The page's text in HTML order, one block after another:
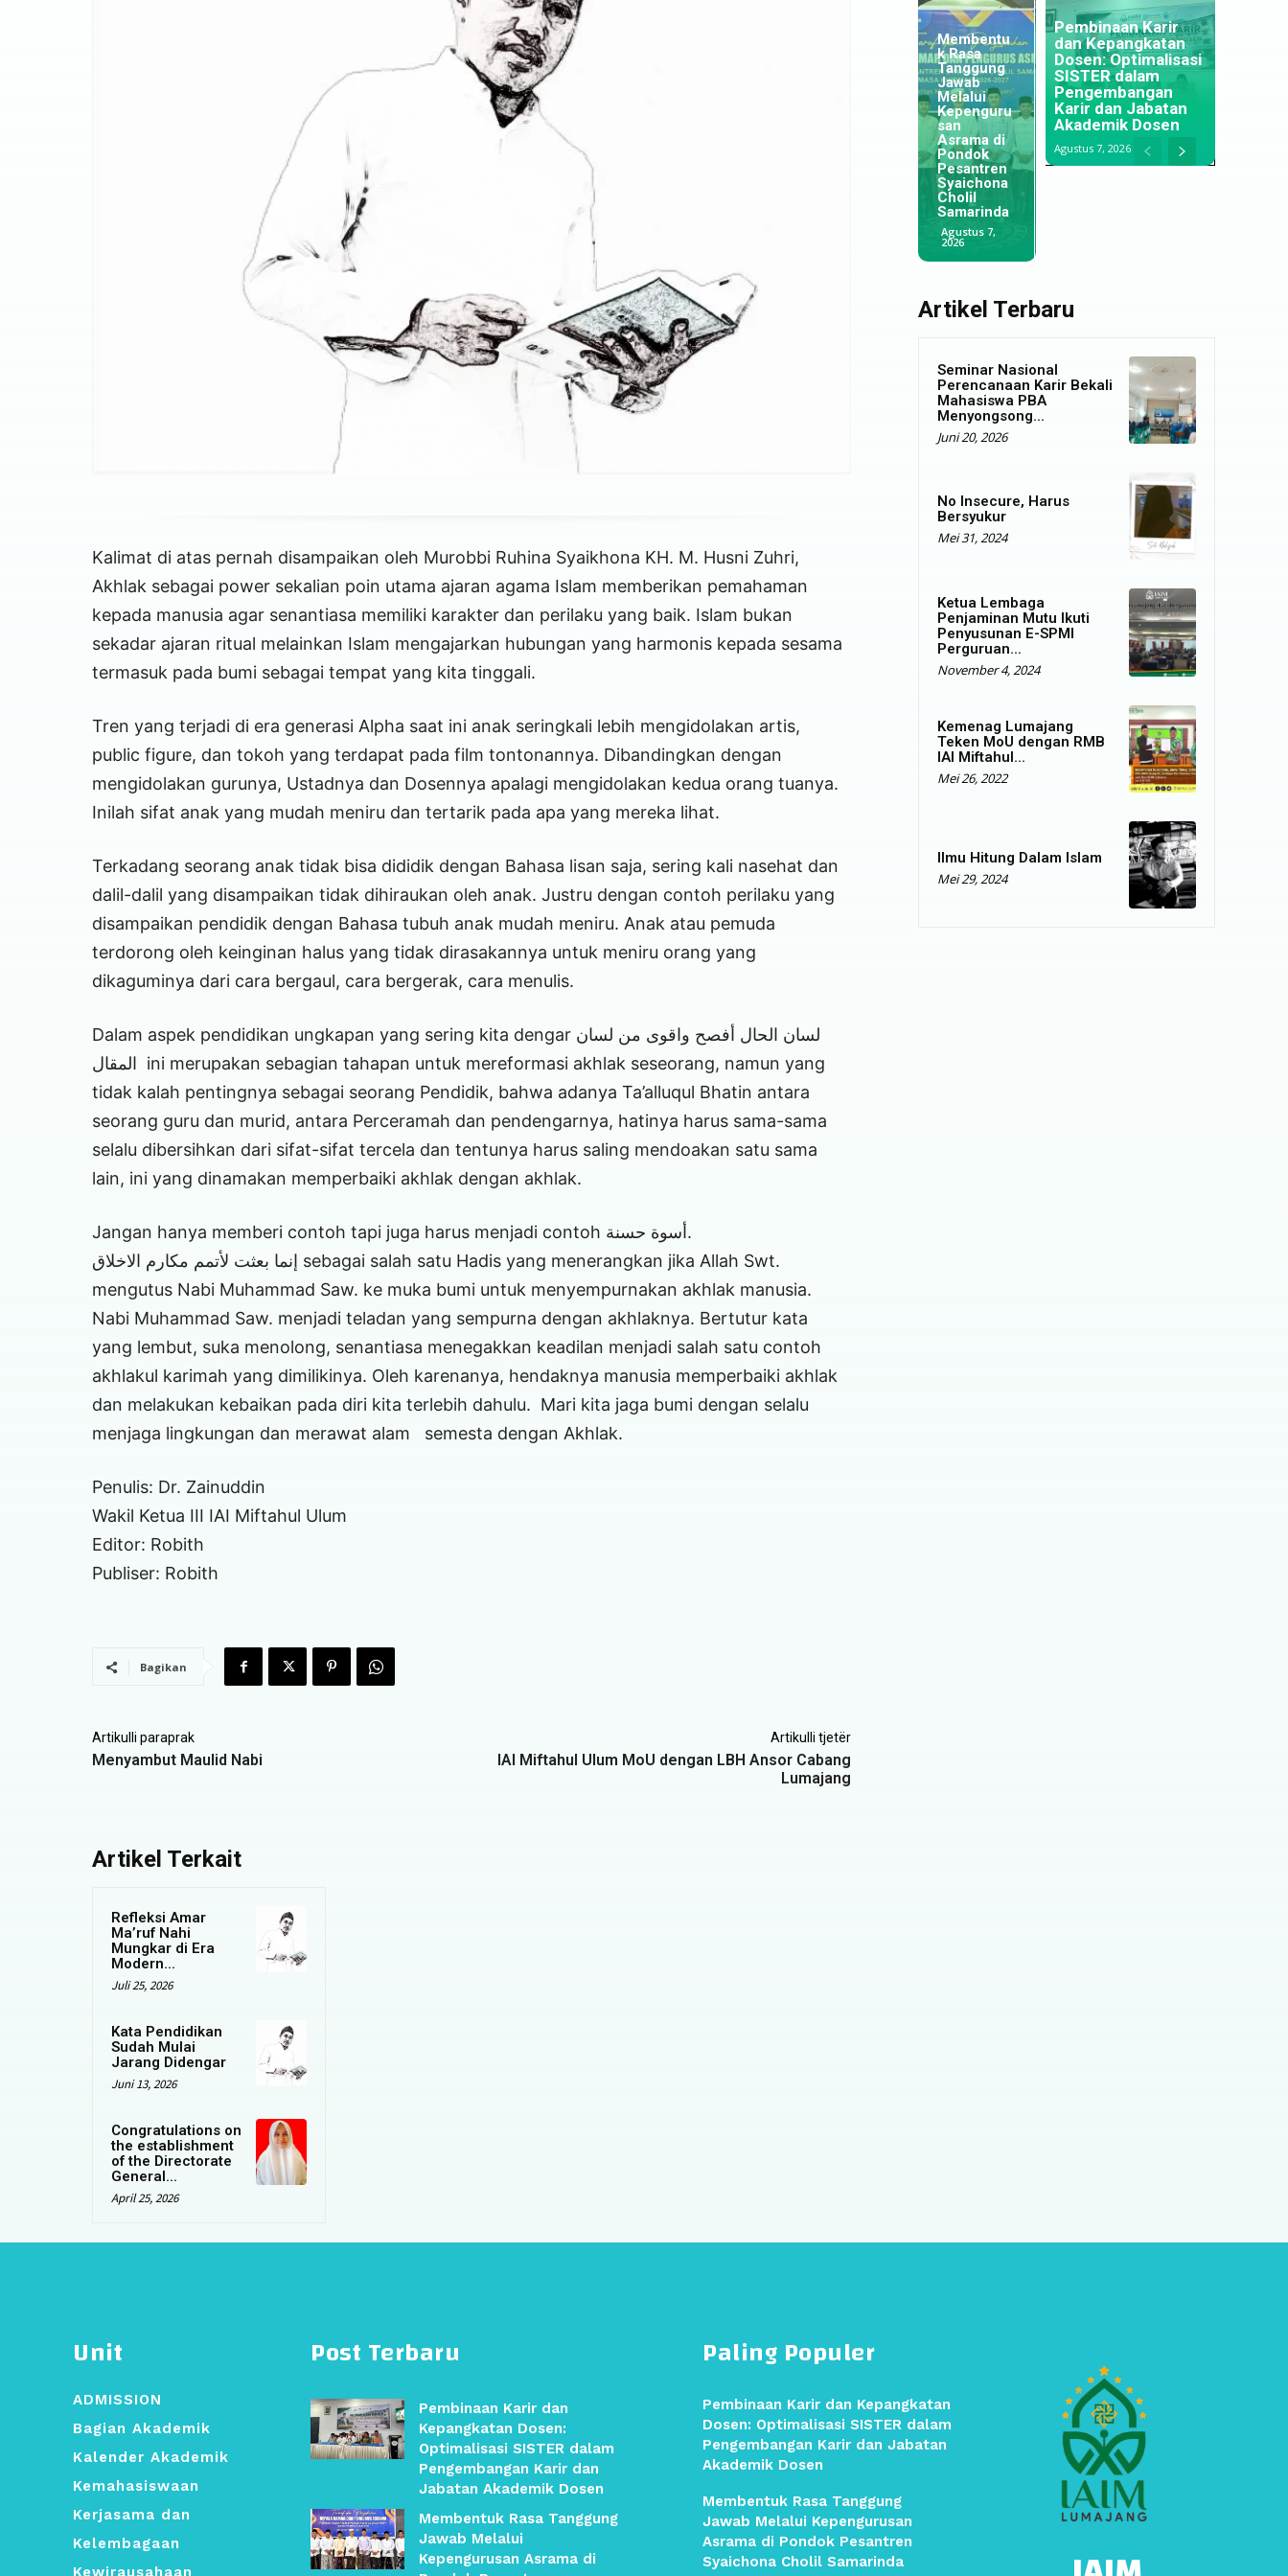
Kalimat di atas pernah disampaikan oleh Murobbi Ruhina Syaikhona KH. M. Husni Zuhri,
Akhlak sebagai power sekalian poin utama ajaran agama Islam memberikan pemahaman
kepada manusia agar senantiasa memiliki karakter dan perilaku yang baik. Islam bukan
sekadar ajaran ritual melainkan Islam mengajarkan hubungan yang harmonis kepada sesama
termasuk pada bumi sebagai tempat yang kita tinggali.
Tren yang terjadi di era generasi Alpha saat ini anak seringkali lebih mengidolakan artis,
public figure, dan tokoh yang terdapat pada film tontonannya. Dibandingkan dengan
mengidolakan gurunya, Ustadnya dan Dosennya apalagi mengidolakan kedua orang tuanya.
Inilah sifat anak yang mudah meniru dan tertarik pada apa yang mereka lihat.
Terkadang seorang anak tidak bisa dididik dengan Bahasa lisan saja, sering kali nasehat dan
dalil-dalil yang disampaikan tidak dihiraukan oleh anak. Justru dengan contoh perilaku yang
disampaikan pendidik dengan Bahasa tubuh anak mudah meniru. Anak atau pemuda
terdorong oleh keinginan halus yang tidak dirasakannya untuk meniru orang yang
dikaguminya dari cara bergaul, cara bergerak, cara menulis.
Dalam aspek pendidikan ungkapan yang sering kita dengar لسان الحال أفصح واقوى من لسان
المقال ini merupakan sebagian tahapan untuk mereformasi akhlak seseorang, namun yang
tidak kalah pentingnya sebagai seorang Pendidik, bahwa adanya Ta’alluqul Bhatin antara
seorang guru dan murid, antara Perceramah dan pendengarnya, hatinya harus sama-sama
selalu dibersihkan dari sifat-sifat tercela dan tentunya harus saling mendoakan satu sama
lain, ini yang dinamakan memperbaiki akhlak dengan akhlak.
Jangan hanya memberi contoh tapi juga harus menjadi contoh أسوة حسنة.
إنما بعثت لأتمم مكارم الاخلاق sebagai salah satu Hadis yang menerangkan jika Allah Swt.
mengutus Nabi Muhammad Saw. ke muka bumi untuk menyempurnakan akhlak manusia.
Nabi Muhammad Saw. menjadi teladan yang sempurna dengan akhlaknya. Bertutur kata
yang lembut, suka menolong, senantiasa menegakkan keadilan menjadi salah satu contoh
akhlakul karimah yang dimilikinya. Oleh karenanya, hendaknya manusia memperbaiki akhlak
dan melakukan kebaikan pada diri kita terlebih dahulu. Mari kita jaga bumi dengan selalu
menjaga lingkungan dan merawat alam semesta dengan Akhlak.
Penulis: Dr. Zainuddin
Wakil Ketua III IAI Miftahul Ulum
Editor: Robith
Publiser: Robith
Bagikan
Artikulli paraprak
Menyambut Maulid Nabi
Artikulli tjetër
IAI Miftahul Ulum MoU dengan LBH Ansor Cabang
Lumajang
Artikel Terkait
Refleksi Amar
Ma’ruf Nahi
Mungkar di Era
Modern...
Juli 25, 2026
Kata Pendidikan
Sudah Mulai
Jarang Didengar
Juni 13, 2026
Congratulations on
the establishment
of the Directorate
General...
April 25, 2026
Membentu
k Rasa
Tanggung
Jawab
Melalui
Kepenguru
san
Asrama di
Pondok
Pesantren
Syaichona
Cholil
Samarinda
Agustus 7,
2026
Menapaki
Langkah di
Negeri
Jiran:
Jejak
Alumni
IAIM
Lumajang
Menjaga
Tradisi
si
Pengawas
an Ibadah
untuk
Meningkat
Pembinaan Karir
dan Kepangkatan
Dosen: Optimalisasi
SISTER dalam
Pengembangan
Karir dan Jabatan
Akademik Dosen
Agustus 7, 2026
Artikel Terbaru
Seminar Nasional
Perencanaan Karir Bekali
Mahasiswa PBA
Menyongsong...
Juni 20, 2026
No Insecure, Harus
Bersyukur
Mei 31, 2024
Ketua Lembaga
Penjaminan Mutu Ikuti
Penyusunan E-SPMI
Perguruan...
November 4, 2024
Kemenag Lumajang
Teken MoU dengan RMB
IAI Miftahul...
Mei 26, 2022
Ilmu Hitung Dalam Islam
Mei 29, 2024
Unit
ADMISSION
Bagian Akademik
Kalender Akademik
Kemahasiswaan
Kerjasama dan
Kelembagaan
Kewirausahaan
Post Terbaru
Pembinaan Karir dan
Kepangkatan Dosen:
Optimalisasi SISTER dalam
Pengembangan Karir dan
Jabatan Akademik Dosen
Membentuk Rasa Tanggung
Jawab Melalui
Kepengurusan Asrama di
Paling Populer
Pembinaan Karir dan Kepangkatan
Dosen: Optimalisasi SISTER dalam
Pengembangan Karir dan Jabatan
Akademik Dosen
Membentuk Rasa Tanggung
Jawab Melalui Kepengurusan
Asrama di Pondok Pesantren
Syaichona Cholil Samarinda